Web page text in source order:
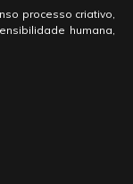
processo criativo,
humana,